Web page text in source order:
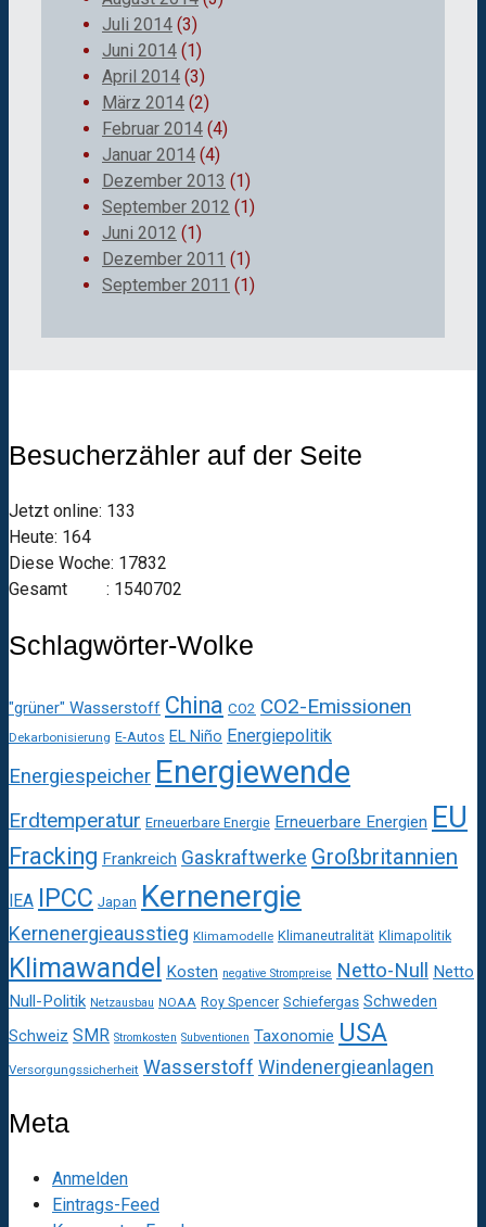
Juli 2014 (3)
Juni 2014 (1)
April 2014 (3)
März 2014 (2)
Februar 2014 (4)
Januar 2014 (4)
Dezember 2013 (1)
September 2012 (1)
Juni 2012 (1)
Dezember 2011 (1)
September 2011 (1)
Besucherzähler auf der Seite
Jetzt online: 133
Heute: 164
Diese Woche: 17832
Gesamt : 1540702
Schlagwörter-Wolke
"grüner" Wasserstoff China CO2 CO2-Emissionen
Dekarbonisierung E-Autos EL Niño Energiepolitik
Energiespeicher Energiewende
Erdtemperatur Erneuerbare Energie Erneuerbare Energien EU
Fracking Frankreich Gaskraftwerke Großbritannien
IEA IPCC Japan Kernenergie
Kernenergieausstieg Klimamodelle Klimaneutralität Klimapolitik
Klimawandel Kosten negative Strompreise Netto-Null Netto
Null-Politik Netzausbau NOAA Roy Spencer Schiefergas Schweden
Schweiz SMR Stromkosten Subventionen Taxonomie USA
Versorgungssicherheit Wasserstoff Windenergieanlagen
Meta
Anmelden
Eintrags-Feed